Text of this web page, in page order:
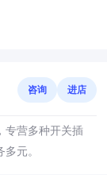
咨询 进店
专营多种开关插
元。